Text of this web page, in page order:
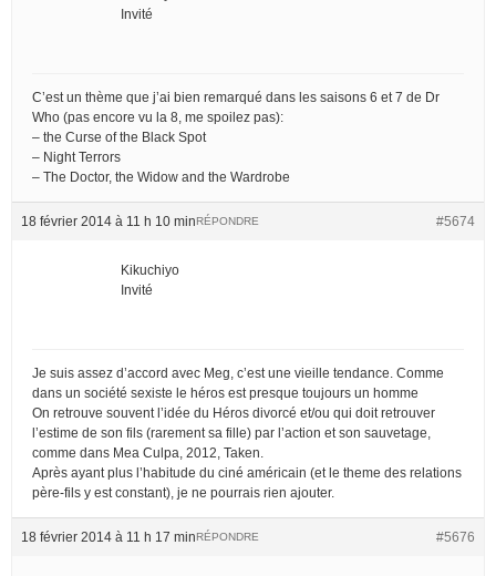
Invité
C’est un thème que j’ai bien remarqué dans les saisons 6 et 7 de Dr
Who (pas encore vu la 8, me spoilez pas):
– the Curse of the Black Spot
– Night Terrors
– The Doctor, the Widow and the Wardrobe
18 février 2014 à 11 h 10 min #5674
RÉPONDRE
Kikuchiyo
Invité
Je suis assez d’accord avec Meg, c’est une vieille tendance. Comme
dans un société sexiste le héros est presque toujours un homme
On retrouve souvent l’idée du Héros divorcé et/ou qui doit retrouver
l’estime de son fils (rarement sa fille) par l’action et son sauvetage,
comme dans Mea Culpa, 2012, Taken.
Après ayant plus l’habitude du ciné américain (et le theme des relations
père-fils y est constant), je ne pourrais rien ajouter.
18 février 2014 à 11 h 17 min #5676
RÉPONDRE